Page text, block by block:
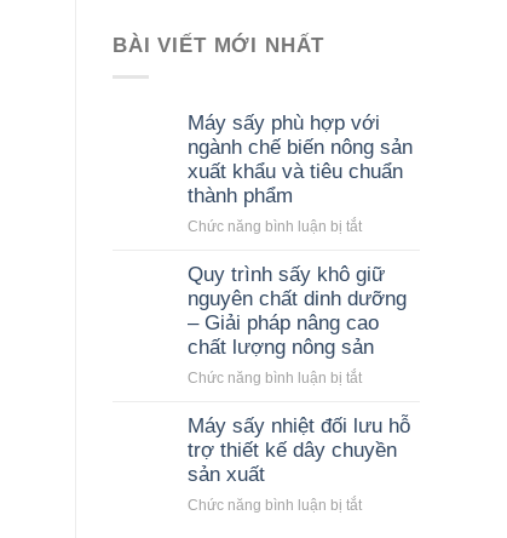
BÀI VIẾT MỚI NHẤT
Máy sấy phù hợp với
ngành chế biến nông sản
xuất khẩu và tiêu chuẩn
thành phẩm
Chức năng bình luận bị tắtở
sấy
phù
với
ngành
chế
nông
sản
xuất
và
Quy trình sấy khô giữ
nguyên chất dinh dưỡng
– Giải pháp nâng cao
chất lượng nông sản
Chức năng bình luận bị tắtở
trình
sấy
khô
nguyên
Máy sấy nhiệt đối lưu hỗ
trợ thiết kế dây chuyền
sản xuất
Chức năng bình luận bị tắtở